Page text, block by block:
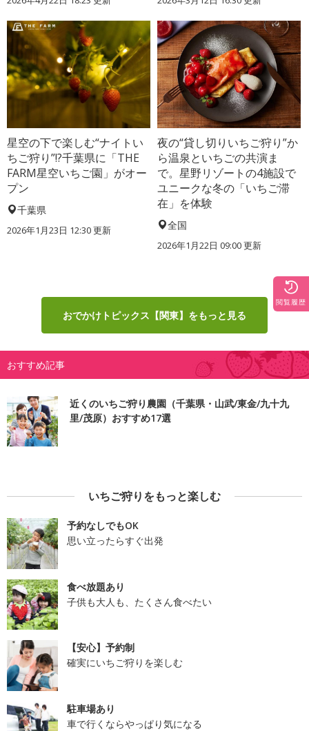
星空の下で楽しむ“ナイトい
ちご狩り”!?千葉県に「THE
FARM星空いちご園」がオー
プン
千葉県
2026年1月23日 12:30 更新
夜の“貸し切りいちご狩り”か
ら温泉といちごの共演ま
で。星野リゾートの4施設で
ユニークな冬の「いちご滞
在」を体験
全国
2026年1月22日 09:00 更新
おでかけトピックス【関東】をもっと見る
おすすめ記事
近くのいちご狩り農園（千葉県・山武/東金/九十九
里/茂原）おすすめ17選
いちご狩りをもっと楽しむ
予約なしでもOK
思い立ったらすぐ出発
食べ放題あり
子供も大人も、たくさん食べたい
【安心】予約制
確実にいちご狩りを楽しむ
駐車場あり
車で行くならやっぱり気になる
閲覧履歴